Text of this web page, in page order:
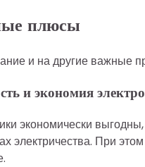
плюсы
и на другие важные
и экономия
экономически
электричества. При